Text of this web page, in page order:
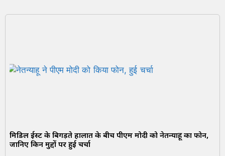
मिडिल ईस्ट के बिगड़ते हालात के बीच पीएम मोदी को नेतन्याहू का फोन,
जानिए किन मुद्दों पर हुई चर्चा